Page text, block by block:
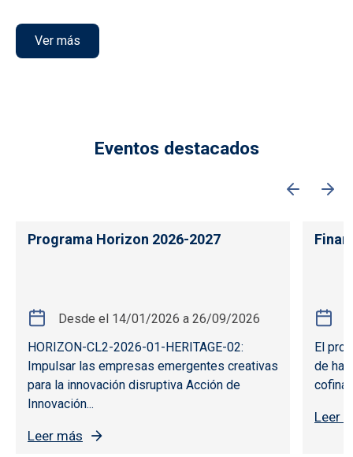
Ver más
Eventos destacados
Programa Horizon 2026-2027
Desde el 14/01/2026 a 26/09/2026
HORIZON-CL2-2026-01-HERITAGE-02:
Impulsar las empresas emergentes creativas
para la innovación disruptiva Acción de
Innovación...
Leer más
El
de
Leer